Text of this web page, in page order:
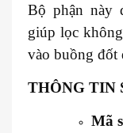
Bộ phận này
giúp lọc
vào buồng đốt
THÔNG TIN
Mã